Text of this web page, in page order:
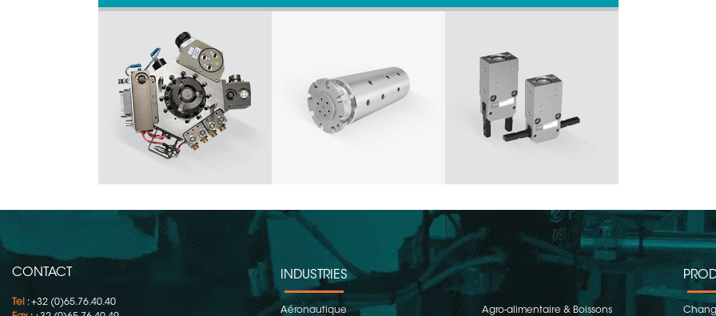
CONTACT
Tel: +32 (0)65.76.40.40
INDUSTRIES
Aéronautique Agro-alimentaire & Boissons